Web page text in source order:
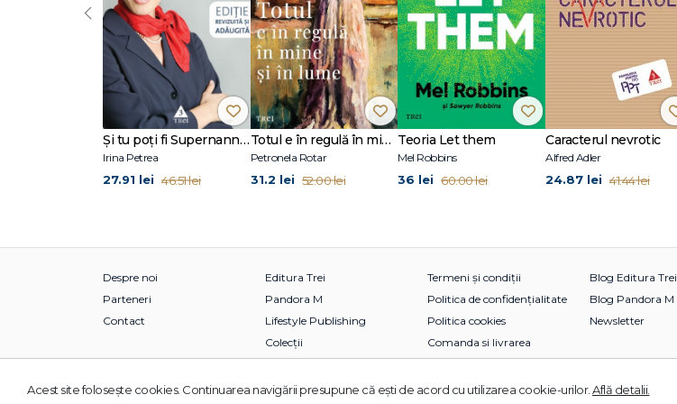
Şi tu poţi fi Supernanny 1
Irina Petrea
27.91 lei 46.51 lei
Totul e în regulă în mine și în lume
Petronela Rotar
31.2 lei 52.00 lei
Teoria Let them
Mel Robbins
36 lei 60.00 lei
Caracterul nevrotic
Alfred Adler
24.87 lei 41.44 lei
‹
Despre noi
Parteneri
Contact
Editura Trei
Pandora M
Lifestyle Publishing
Colecții
Termeni și condiții
Politica de confidențialitate
Politica cookies
Comanda si livrarea
Blog Editura Trei
Blog Pandora M
Newsletter
© 2026 Grupul Editorial TREI. Toate drepturile rezervate.
Acest site foloseşte cookies. Continuarea navigării presupune că eşti de acord cu utilizarea cookie-urilor. Află detalii.